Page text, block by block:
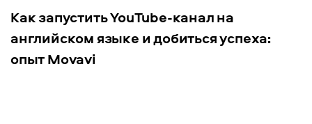
Как запустить YouTube-канал на
английском языке и добиться успеха:
опыт Movavi